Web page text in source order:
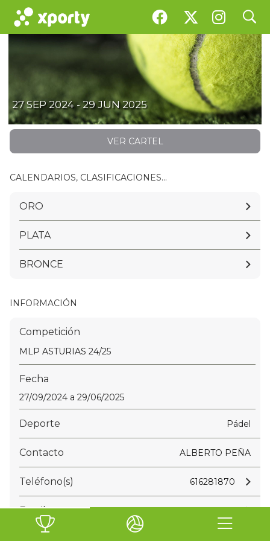
search
MLP ASTURIAS 24/25
27 SEP 2024 - 29 JUN 2025
VER CARTEL
CALENDARIOS, CLASIFICACIONES...
ORO
PLATA
BRONCE
INFORMACIÓN
Competición
MLP ASTURIAS 24/25
Fecha
27/09/2024 a 29/06/2025
Deporte Pádel
Contacto ALBERTO PEÑA
Teléfono(s) 616281870
Email direccion@majorpadel.com